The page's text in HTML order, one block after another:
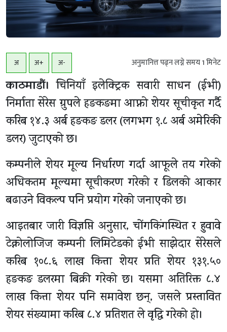
अ अ+ अ- अनुमानित्त पढ्न लग्ने समय1मिनेट
काठमाडौं। चिनियाँ इलेक्ट्रिक सवारी साधन (ईभी)
निर्माता सेरेस ग्रुपले हङकङमा आफ्नो शेयर सूचीकृत गर्दै
करिब १४.३ अर्ब हङकङ डलर (लगभग १.८ अर्ब अमेरिकी
डलर) जुटाएको छ।
कम्पनीले शेयर मूल्य निर्धारण गर्दा आफूले तय गरेको
अधिकतम मूल्यमा सूचीकरण गरेको र डिलको आकार
बढाउने विकल्प पनि प्रयोग गरेको जनाएको छ।
आइतबार जारी विज्ञप्ति अनुसार, चोंगकिंगस्थित र हुवावे
टेक्नोलोजिज कम्पनी लिमिटेडको ईभी साझेदार सेरेसले
करिब १०८.६ लाख कित्ता शेयर प्रति शेयर १३१.५०
हङकङ डलरमा बिक्री गरेको छ। यसमा अतिरिक्त ८.४
लाख कित्ता शेयर पनि समावेश छन्, जसले प्रस्तावित
शेयर संख्यामा करिब ८.४ प्रतिशत ले वृद्धि गरेको हो।